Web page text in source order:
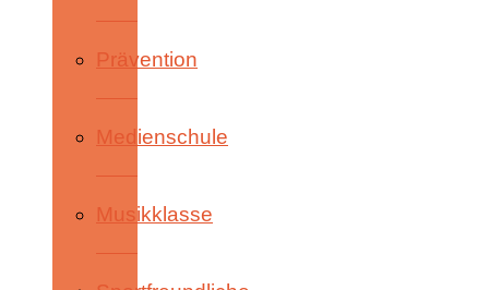
Prävention
Medienschule
Musikklasse